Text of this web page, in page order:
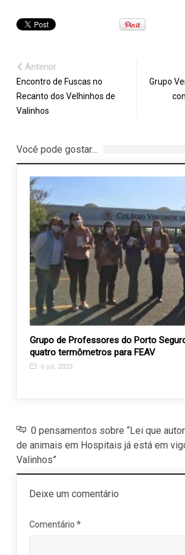
Anterior
Encontro de Fuscas no
Recanto dos Velhinhos de
Valinhos
Grupo
Você pode gostar...
Grupo de Professores do Porto
quatro termômetros para FEAV
6 jul, 2020
0 pensamentos sobre “Lei que
de animais em Hospitais já está em
Valinhos”
Deixe um comentário
Comentário*